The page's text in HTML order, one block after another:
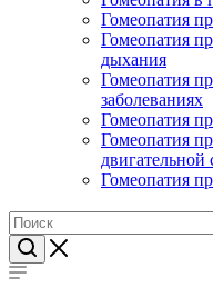
Гомеопатия
Гомеопатия
дыхания
Гомеопатия
заболеваниях
Гомеопатия
Гомеопатия
двигательной
Гомеопатия